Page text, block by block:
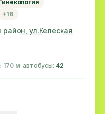
+16
ул.Келеская
170 м· автобусы: 42